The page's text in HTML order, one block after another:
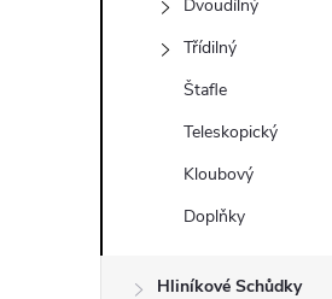
n
Dvoudílný
Třídilný
Štafle
Teleskopický
Kloubový
Doplňky
Hliníkové Schůdky